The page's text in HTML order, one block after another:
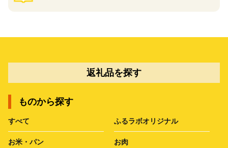
返礼品を探す
ものから探す
すべて ふるラボオリジナル
お米・パン お肉